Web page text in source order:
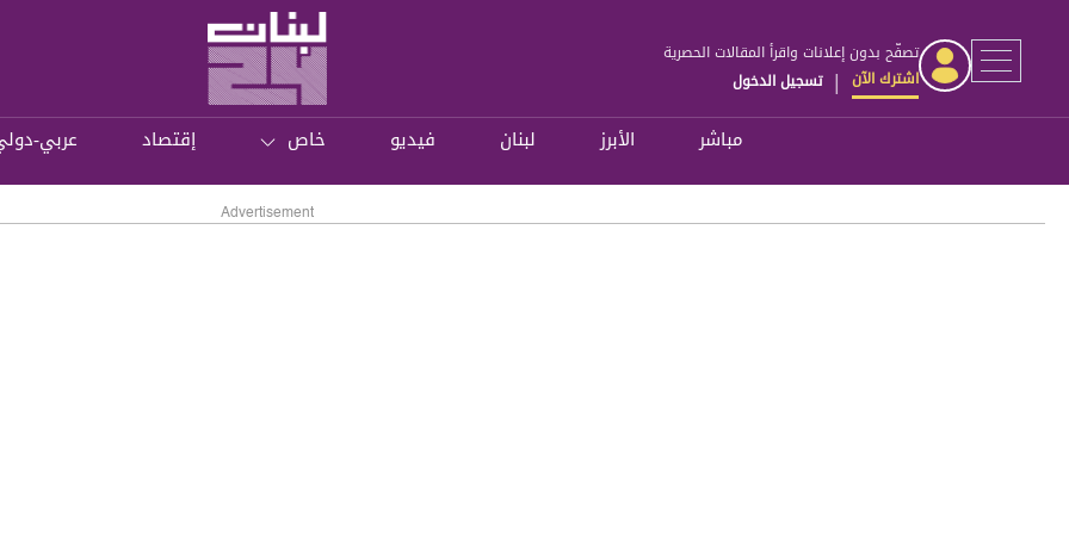
تصفّح بدون إعلانات واقرأ المقالات الحصرية
اشترك الآن | تسجيل الدخول
مباشر الأبرز لبنان فيديو خاص إقتصاد عربي-
Advertisement